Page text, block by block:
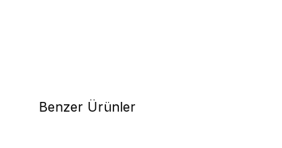
Benzer Ürünler